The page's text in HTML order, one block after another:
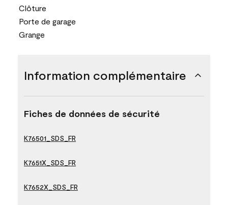
Clôture
Porte de garage
Grange
Information complémentaire
Fiches de données de sécurité
K76501_SDS_FR
K7651X_SDS_FR
K7652X_SDS_FR